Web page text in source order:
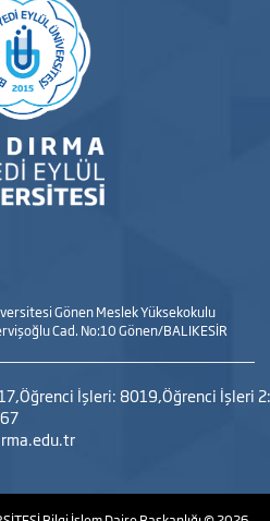
Gönen Meslek Yüksekokulu
Cad. No:10 Gönen/BALIKESİR
İşleri: 8019,Öğrenci İşleri